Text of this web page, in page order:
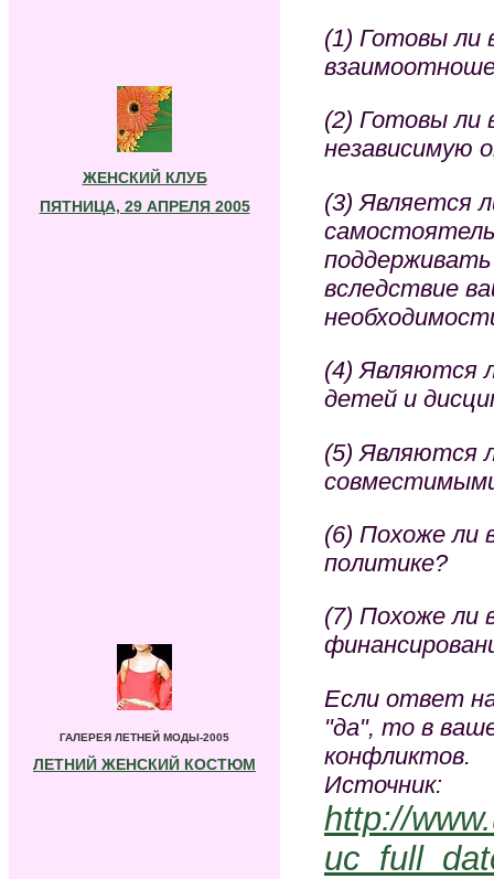
ЖЕНСКИЙ КЛУБ
ПЯТНИЦА, 29 АПРЕЛЯ 2005
ГАЛЕРЕЯ ЛЕТНЕЙ МОДЫ-2005
ЛЕТНИЙ ЖЕНСКИЙ КОСТЮМ
(1) Готовы ли
(2) Готовы ли
независимую
(3) Является
вследствие
(4) Являются
детей и
(5) Являются
(6) Похоже ли
политике?
(7) Похоже ли
Если ответ
"да", то в
конфликтов.
Источник:
http://